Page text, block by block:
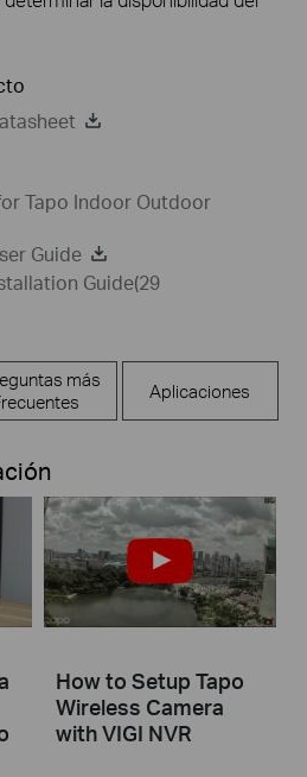
Tapo Indoor Outdoor
Guide
Guide(29
más
Aplicaciones
How to Setup Tapo
Wireless Camera
with VIGI NVR